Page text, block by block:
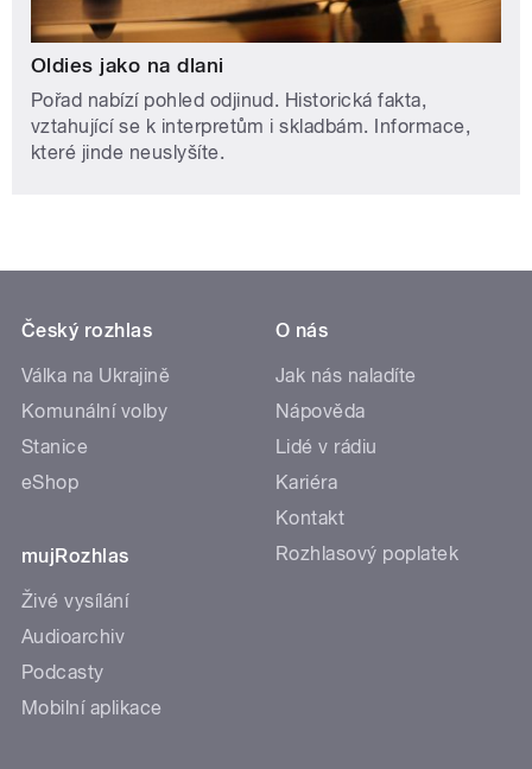
Oldies jako na dlani
Pořad nabízí pohled odjinud. Historická fakta,
vztahující se k interpretům i skladbám. Informace,
které jinde neuslyšíte.
Český rozhlas
Válka na Ukrajině
Komunální volby
Stanice
eShop
mujRozhlas
Živé vysílání
Audioarchiv
Podcasty
Mobilní aplikace
O nás
Jak nás naladíte
Nápověda
Lidé v rádiu
Kariéra
Kontakt
Rozhlasový poplatek